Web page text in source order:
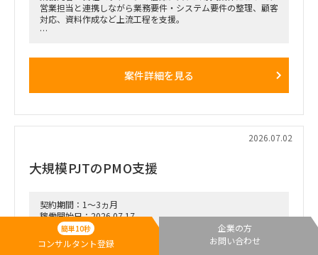
営業担当と連携しながら業務要件・システム要件の整理、顧客
対応、資料作成など上流工程を支援。
案件詳細を見る
2026.07.02
大規模PJTのPMO支援
契約期間：1～3ヵ月
稼働開始日：2026.07.17
勤務地：東京都(23区内)
稼働率：50%～100%
スキル：・事業会社またはコンサルティングファームでの
簡単10秒
コンサルタント登録
企業の方
お問い合わせ